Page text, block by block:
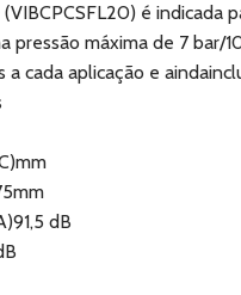
é
pressão máxima de 7 bar/
cada aplicação e
dB